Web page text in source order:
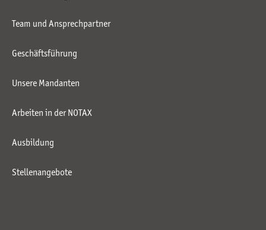
Team und Ansprechpartner
Geschäftsführung
Unsere Mandanten
Arbeiten in der NOTAX
Ausbildung
Stellenangebote